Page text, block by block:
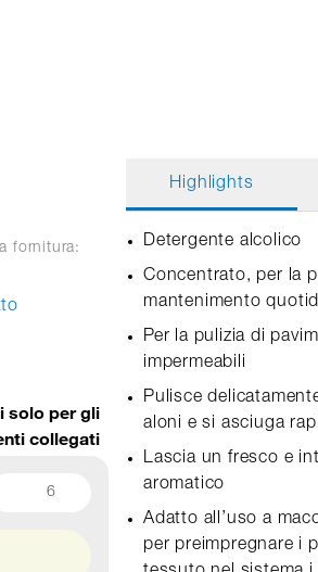
fornitura:
solo per gli
collegati
6
Highlights
Detergente alcolico
Concentrato, per la
mantenimento
Per la pulizia di
impermeabili
Pulisce
aloni e si asciuga
Lascia un fresco e
aromatico
Adatto all’uso a
per preimpregnare i